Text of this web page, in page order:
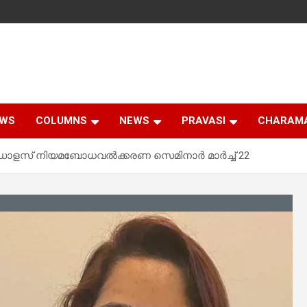
COLUMNS NEWS PRAVASI
നിയമബോധവൽക്കരണ സെമിനാർ മാർച്ച് 22